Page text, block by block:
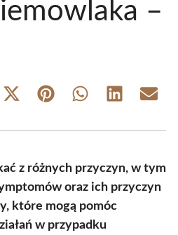
–
Share
(Twitter)
Share Share Share Share
z różnych przyczyn, w tym
oraz ich przyczyn
które mogą pomóc
w przypadku